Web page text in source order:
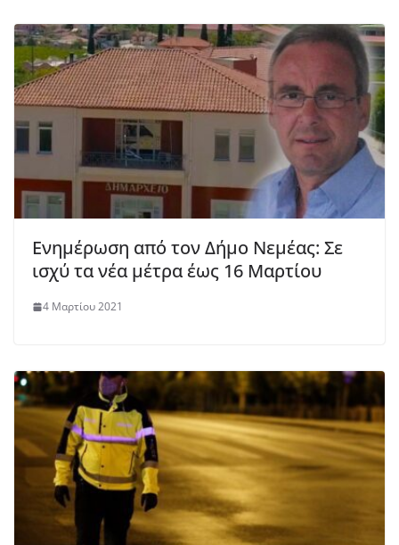
Ενημέρωση από τον Δήμο Νεμέας: Σε
ισχύ τα νέα μέτρα έως 16 Μαρτίου
4 Μαρτίου 2021